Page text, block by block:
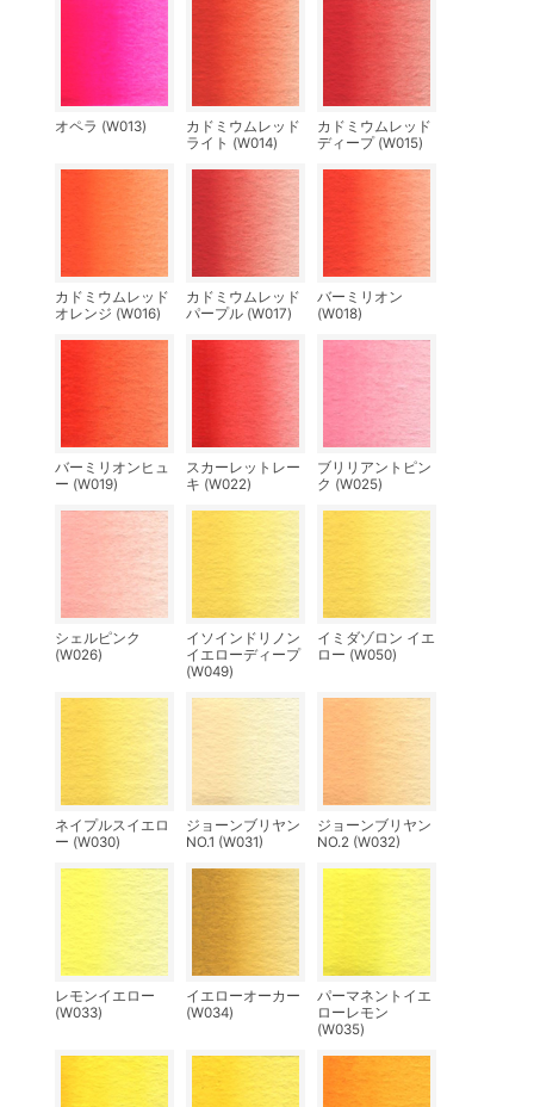
オペラ (W013)
カドミウムレッド
ライト (W014)
カドミウムレッド
ディープ (W015)
カドミウムレッド
オレンジ (W016)
カドミウムレッド
パープル (W017)
バーミリオン
(W018)
バーミリオンヒュ
ー (W019)
スカーレットレー
キ (W022)
ブリリアントピン
ク (W025)
シェルピンク
(W026)
イソインドリノン
イエローディープ
(W049)
イミダゾロン イエ
ロー (W050)
ネイプルスイエロ
ー (W030)
ジョーンブリヤン
NO.1 (W031)
ジョーンブリヤン
NO.2 (W032)
レモンイエロー
(W033)
イエローオーカー
(W034)
パーマネントイエ
ローレモン
(W035)